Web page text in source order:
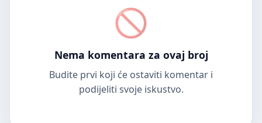
Nema komentara za ovaj broj
Budite prvi koji će ostaviti komentar i
podijeliti svoje iskustvo.